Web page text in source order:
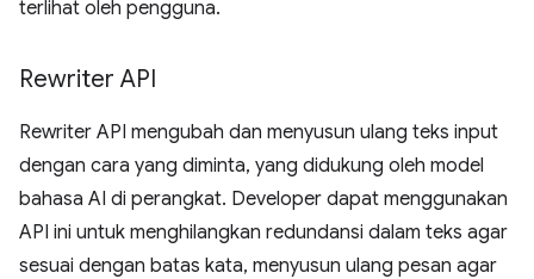
terlihat oleh pengguna.
Rewriter API
Rewriter API mengubah dan menyusun ulang teks input
dengan cara yang diminta, yang didukung oleh model
bahasa AI di perangkat. Developer dapat menggunakan
API ini untuk menghilangkan redundansi dalam teks agar
sesuai dengan batas kata, menyusun ulang pesan agar